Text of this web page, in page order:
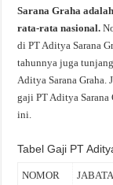
Sarana Graha
rata-rata nasional.
di PT Aditya Sarana
tahunnya juga
Aditya Sarana
gaji PT Aditya
ini.
Tabel Gaji PT
NOMOR